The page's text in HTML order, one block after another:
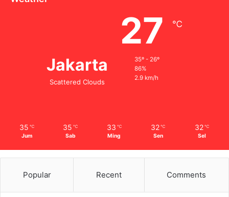
Jakarta
Scattered Clouds
27 ℃
35º - 26º
86%
2.9 km/h
35 ℃
Jum
35 ℃
Sab
33 ℃
Ming
32 ℃
Sen
32 ℃
Sel
Popular Recent Comments